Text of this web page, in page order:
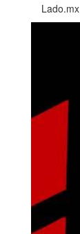
Lado.mx